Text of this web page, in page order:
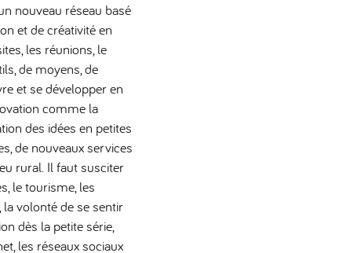
nouveau réseau basé
et de créativité en
les réunions, le
de moyens, de
et se développer en
comme la
des idées en petites
de nouveaux services
rural. Il faut susciter
le tourisme, les
volonté de se sentir
dès la petite série,
les réseaux sociaux